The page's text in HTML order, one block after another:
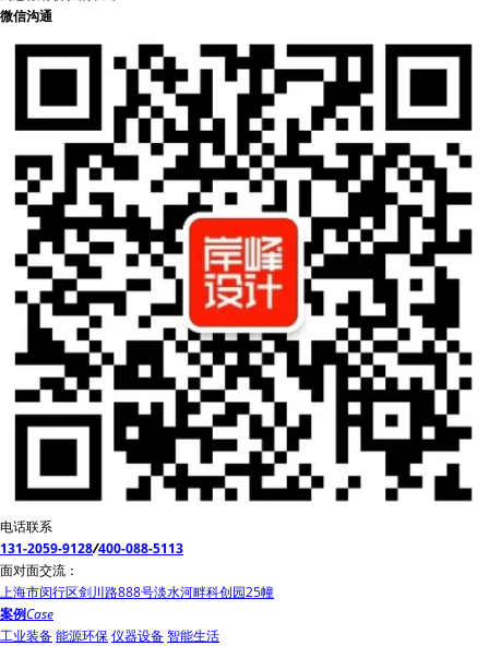
微信沟通
电话联系
131-2059-9128/400-088-5113
面对面交流：
上海市闵行区剑川路888号淡水河畔科创园25幢
案例Case
工业装备能源环保仪器设备智能生活